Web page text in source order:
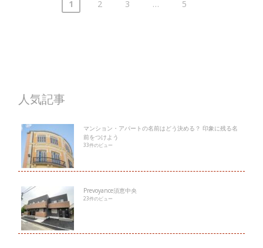
1 2 3 … 5
人気記事
マンション・アパートの名前はどう決める？ 印象に残る名
前をつけよう
33件のビュー
Prevoyance須恵中央
23件のビュー